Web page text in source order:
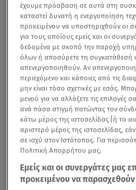
έχουμε πρόσβαση σε αυτά στη
καταστεί δυνατή η ενεργοποίηση
προκειμένου να υποστηριχθούν οι
για τους οποίους εμείς και οι
δεδομένα με σκοπό την παροχή
όλων ή αποσύρετε τη συγκατάθεσή
απενεργοποιηθούν. Αν
περιεχόμενο και κάποιες από τις
μην είναι τόσο σχετικές με εσάς.
μενού για να αλλάξετε τις
ανά πάσα στιγμή πατώντας τον
κάτω μέρος της ιστοσελίδας [ή το
αριστερό μέρος της ιστοσελίδας,
σε ισχύ στον Ιστότοπος. Για
Πολιτική Απορρήτου μας.
Εμείς και οι συνεργάτες μας
προκειμένου να παρασχεθούν